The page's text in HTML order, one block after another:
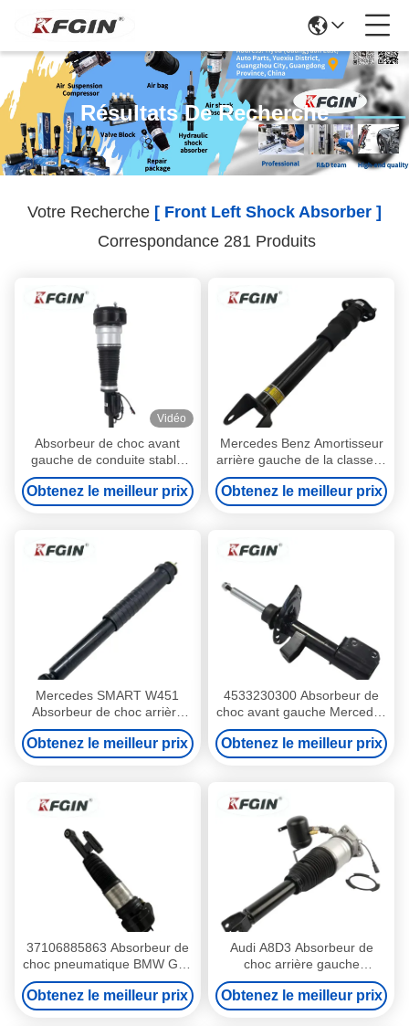
Résultats De Recherche
Votre Recherche [ Front Left Shock Absorber ]
Correspondance 281 Produits
Vidéo
Absorbeur de choc avant
gauche de conduite stable
2213200438 Résistance à la
corrosion
Obtenez le meilleur prix
Mercedes Benz Amortisseur
arrière gauche de la classe R
R251
Obtenez le meilleur prix
Mercedes SMART W451
Absorbeur de choc arrière
gauche Résistance à la
corrosion Léger
Obtenez le meilleur prix
4533230300 Absorbeur de
choc avant gauche Mercedes
W453 résistant à la corrosion
Obtenez le meilleur prix
37106885863 Absorbeur de
choc pneumatique BMW G38
Absorbeur de choc arrière
gauche compact
Obtenez le meilleur prix
Audi A8D3 Absorbeur de
choc arrière gauche
4E0616001N Absorbeur de
choc hydraulique
Obtenez le meilleur prix